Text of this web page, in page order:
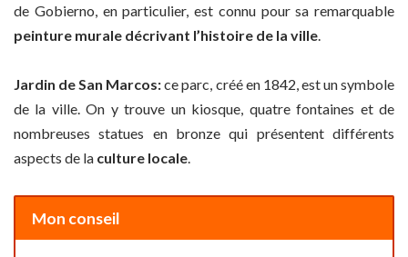
de Gobierno, en particulier, est connu pour sa remarquable
peinture murale décrivant l’histoire de la ville.
Jardin de San Marcos:ce parc, créé en 1842, est un symbole
de la ville. On y trouve un kiosque, quatre fontaines et de
nombreuses statues en bronze qui présentent différents
aspects de la culture locale.
Mon conseil